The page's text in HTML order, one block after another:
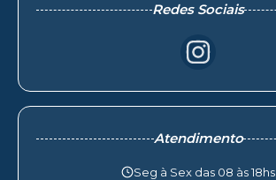
Redes Sociais
Atendimento
Seg à Sex das 08 às 18hs